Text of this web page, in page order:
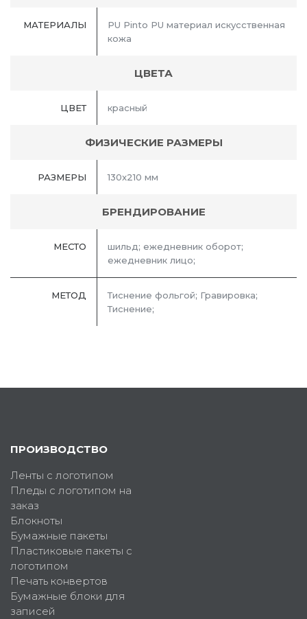
МАТЕРИАЛЫ
PU Pinto PU материал искусственная
кожа
ЦВЕТА
ЦВЕТ красный
ФИЗИЧЕСКИЕ РАЗМЕРЫ
РАЗМЕРЫ 130x210 мм
БРЕНДИРОВАНИЕ
МЕСТО
шильд; ежедневник оборот;
ежедневник лицо;
МЕТОД
Тиснение фольгой; Гравировка;
Тиснение;
ПРОИЗВОДСТВО
Ленты с логотипом
Пледы с логотипом на
заказ
Блокноты
Бумажные пакеты
Пластиковые пакеты с
логотипом
Печать конвертов
Бумажные блоки для
записей